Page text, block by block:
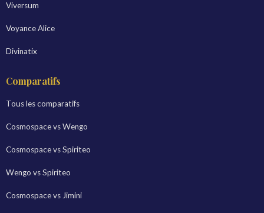
Viversum
Voyance Alice
Divinatix
Comparatifs
Tous les comparatifs
Cosmospace vs Wengo
Cosmospace vs Spiriteo
Wengo vs Spiriteo
Cosmospace vs Jimini